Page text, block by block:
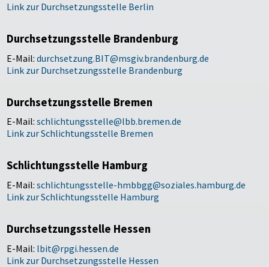
Link zur Durchsetzungsstelle Berlin
Durchsetzungsstelle Brandenburg
E-Mail:durchsetzung.BIT@msgiv.brandenburg.de
Link zur Durchsetzungsstelle Brandenburg
Durchsetzungsstelle Bremen
E-Mail:schlichtungsstelle@lbb.bremen.de
Link zur Schlichtungsstelle Bremen
Schlichtungsstelle Hamburg
E-Mail:schlichtungsstelle-hmbbgg@soziales.hamburg.de
Link zur Schlichtungsstelle Hamburg
Durchsetzungsstelle Hessen
E-Mail: lbit@rpgi.hessen.de
Link zur Durchsetzungsstelle Hessen